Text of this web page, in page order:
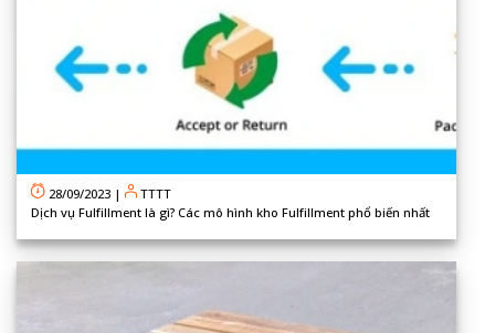
28/09/2023 |
TTTT
Dịch vụ Fulfillment là gì? Các mô hình kho Fulfillment phổ biến nhất